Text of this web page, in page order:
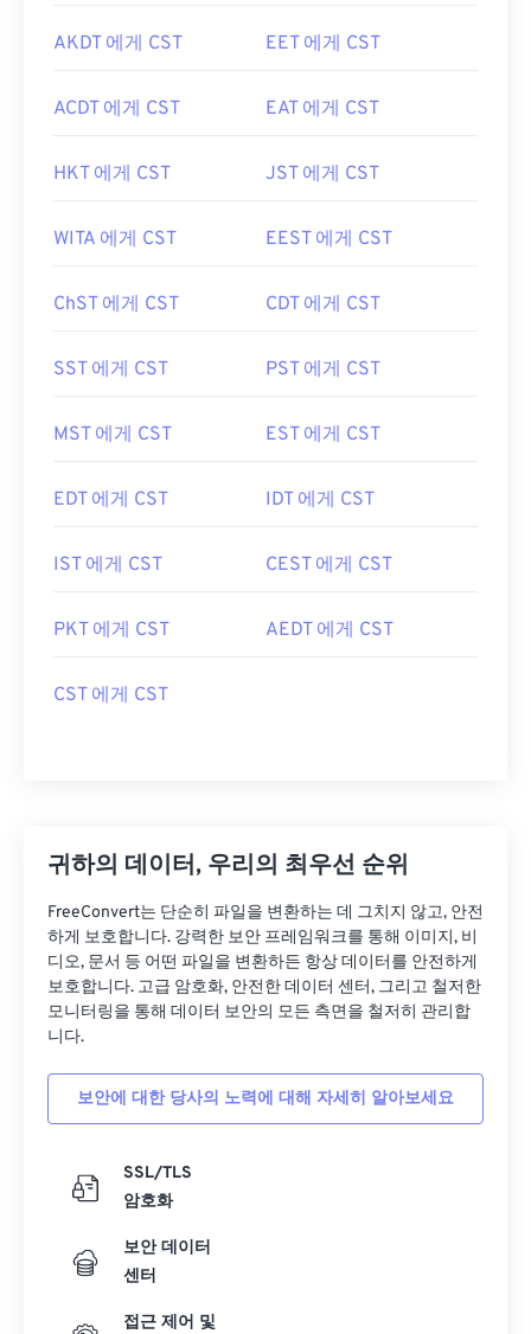
AKDT 에게 CST EET 에게 CST
ACDT 에게 CST EAT 에게 CST
HKT 에게 CST JST 에게 CST
WITA 에게 CST EEST 에게 CST
ChST 에게 CST CDT 에게 CST
SST 에게 CST PST 에게 CST
MST 에게 CST EST 에게 CST
EDT 에게 CST IDT 에게 CST
IST 에게 CST CEST 에게 CST
PKT 에게 CST AEDT 에게 CST
CST 에게 CST
귀하의 데이터, 우리의 최우선 순위
FreeConvert는 단순히 파일을 변환하는 데 그치지 않고, 안전
하게 보호합니다. 강력한 보안 프레임워크를 통해 이미지, 비
디오, 문서 등 어떤 파일을 변환하든 항상 데이터를 안전하게
보호합니다. 고급 암호화, 안전한 데이터 센터, 그리고 철저한
모니터링을 통해 데이터 보안의 모든 측면을 철저히 관리합
니다.
보안에 대한 당사의 노력에 대해 자세히 알아보세요
SSL/TLS
암호화
보안 데이터
센터
접근 제어 및